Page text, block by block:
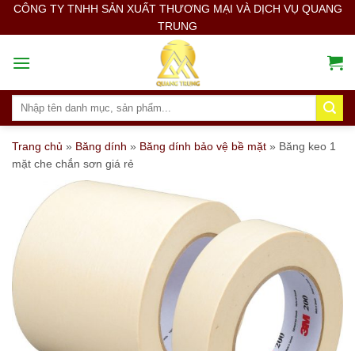
SkipCÔNG TY TNHH SẢN XUẤT THƯƠNG MẠI VÀ DỊCH VỤ QUANG
TRUNG
Search
Trang chủ » Băng dính » Băng dính bảo vệ bề mặt » Băng keo 1
mặt che chắn sơn giá rẻ